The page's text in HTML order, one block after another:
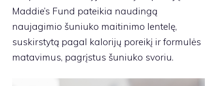
Maddie’s Fund pateikia naudingą
naujagimio šuniuko maitinimo lentelę,
suskirstytą pagal kalorijų poreikį ir formulės
matavimus, pagrįstus šuniuko svoriu.